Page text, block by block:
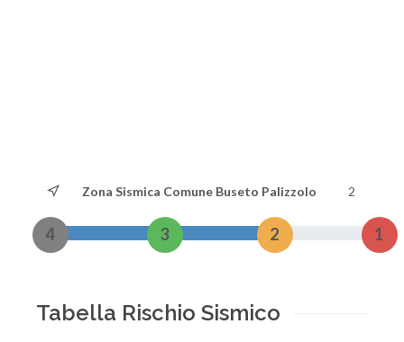
Zona Sismica Comune Buseto Palizzolo 2
4 3 2 1
Tabella Rischio Sismico